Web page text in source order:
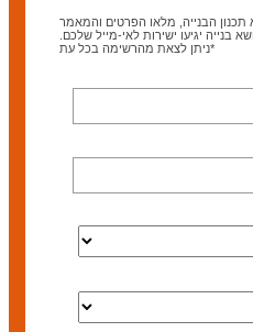
הבנייה, מלאו הפרטים והמאמר
בנייה יגיעו ישירות לאי-מייל שלכם.
*ניתן לצאת מהרשימה בכל עת